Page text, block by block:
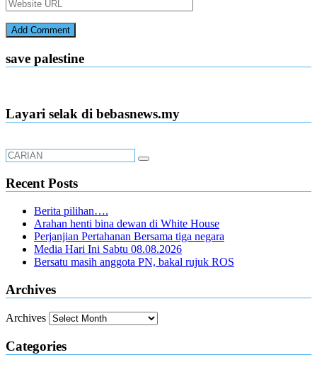
save palestine
Layari selak di bebasnews.my
Recent Posts
Berita pilihan….
Arahan henti bina dewan di White House
Perjanjian Pertahanan Bersama tiga negara
Media Hari Ini Sabtu 08.08.2026
Bersatu masih anggota PN, bakal rujuk ROS
Archives
Archives
Categories